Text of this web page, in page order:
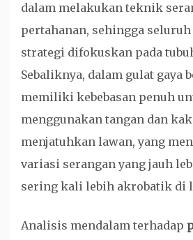
dalam melakukan teknik
pertahanan, sehingga
strategi difokuskan pada
Sebaliknya, dalam gulat gaya
memiliki kebebasan penuh
menggunakan tangan dan
menjatuhkan lawan, yang
variasi serangan yang jauh
sering kali lebih akrobatik di
Analisis mendalam terhadap